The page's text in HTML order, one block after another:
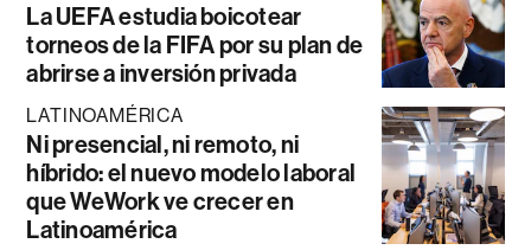
La UEFA estudia boicotear
torneos de la FIFA por su plan de
abrirse a inversión privada
LATINOAMÉRICA
Ni presencial, ni remoto, ni
híbrido: el nuevo modelo laboral
que WeWork ve crecer en
Latinoamérica